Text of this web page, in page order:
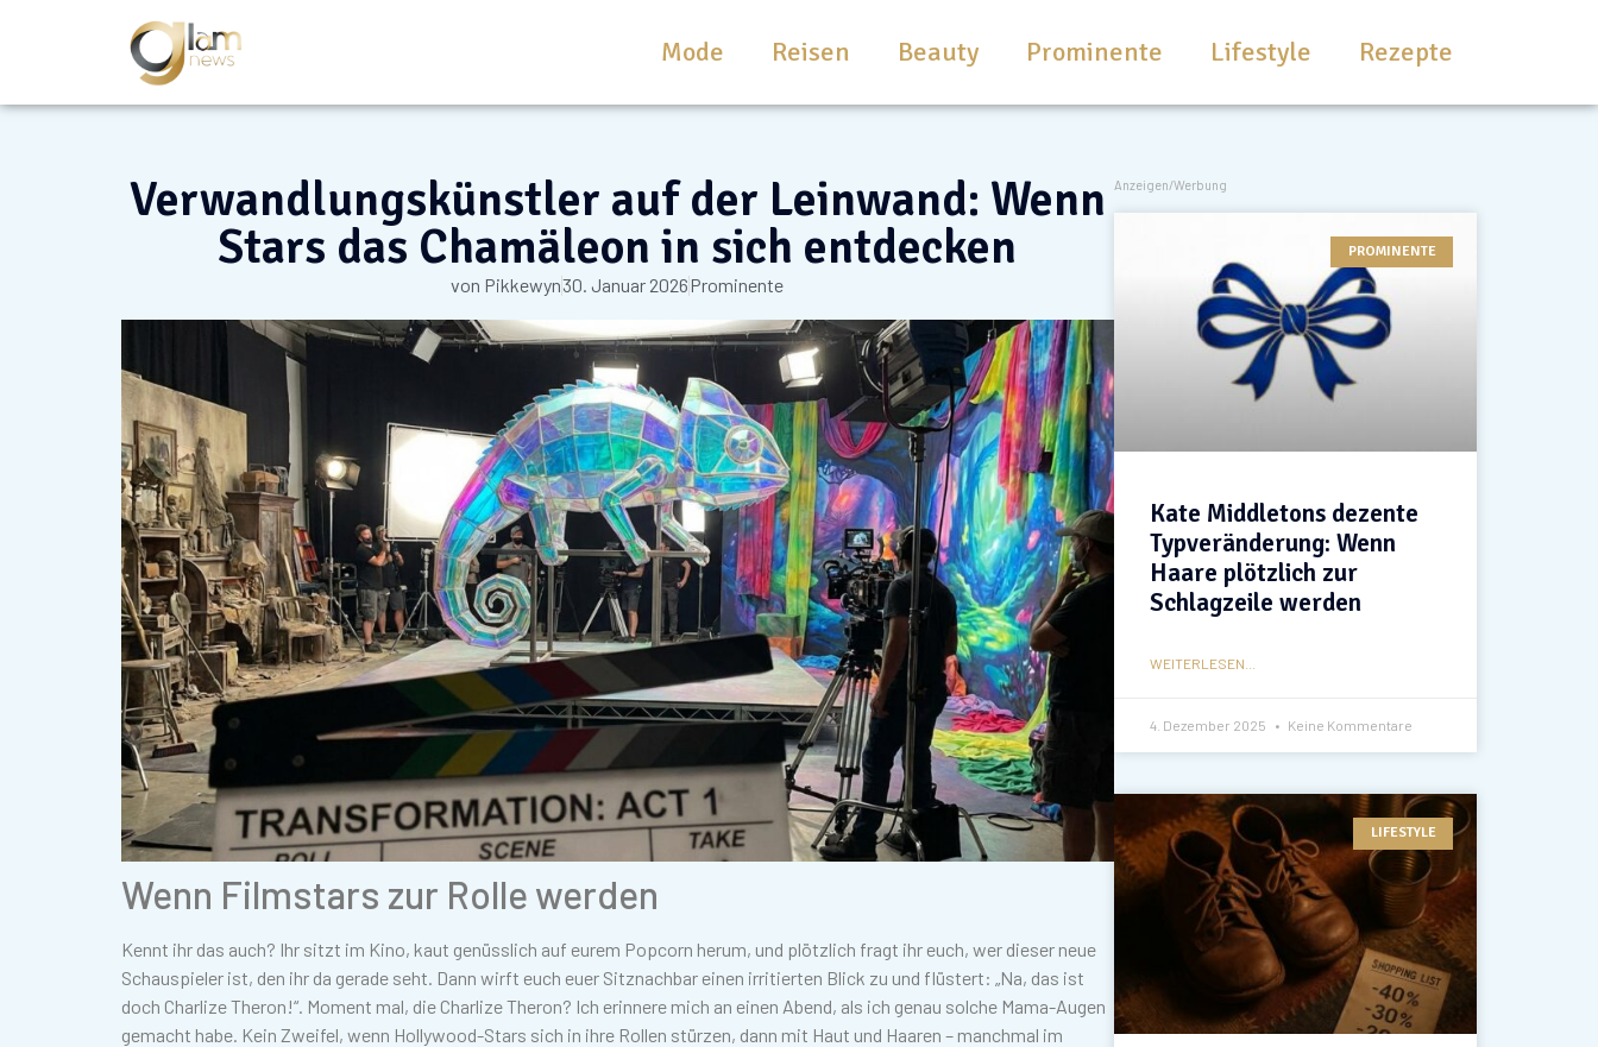
Mode Reisen Beauty Prominente Lifestyle Rezepte
Verwandlungskünstler auf der Leinwand: Wenn
Stars das Chamäleon in sich entdecken
von Pikkewyn30. Januar 2026Prominente
Wenn Filmstars zur Rolle werden
Kennt ihr das auch? Ihr sitzt im Kino, kaut genüsslich auf eurem Popcorn herum, und plötzlich fragt ihr euch, wer dieser neue
Schauspieler ist, den ihr da gerade seht. Dann wirft euch euer Sitznachbar einen irritierten Blick zu und flüstert: „Na, das ist
doch Charlize Theron!“. Moment mal, die Charlize Theron? Ich erinnere mich an einen Abend, als ich genau solche Mama-Augen
gemacht habe. Kein Zweifel, wenn Hollywood-Stars sich in ihre Rollen stürzen, dann mit Haut und Haaren – manchmal im
Anzeigen/Werbung
PROMINENTE
Kate Middletons dezente
Typveränderung: Wenn
Haare plötzlich zur
Schlagzeile werden
WEITERLESEN...
4. Dezember 2025 Keine Kommentare
LIFESTYLE